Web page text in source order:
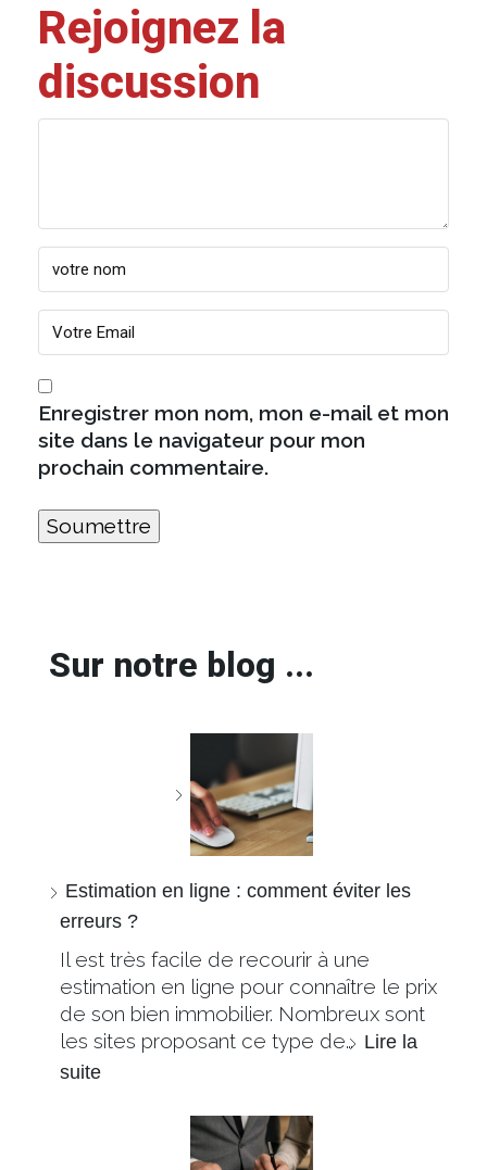
Rejoignez la
discussion
Enregistrer mon nom, mon e-mail et mon
site dans le navigateur pour mon
prochain commentaire.
Sur notre blog ...
Estimation en ligne : comment éviter les
erreurs ?
Il est très facile de recourir à une
estimation en ligne pour connaître le prix
de son bien immobilier. Nombreux sont
les sites proposant ce type de… Lire la
suite